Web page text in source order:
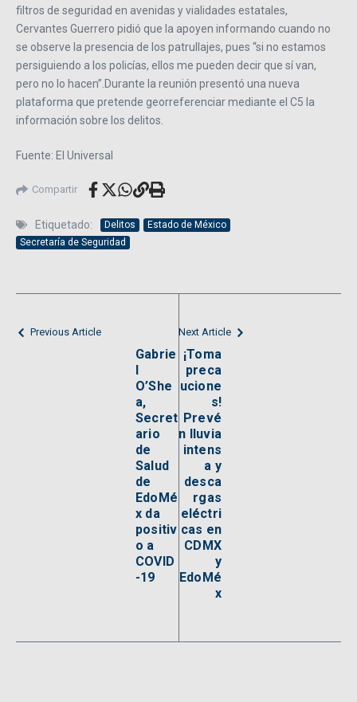
filtros de seguridad en avenidas y vialidades estatales,
Cervantes Guerrero pidió que la apoyen informando cuando no
se observe la presencia de los patrullajes, pues “si no estamos
persiguiendo a los policías, ellos me pueden decir que sí van,
pero no lo hacen”.Durante la reunión presentó una nueva
plataforma que pretende georreferenciar mediante el C5 la
información sobre los delitos.
Fuente: El Universal
Compartir
Etiquetado: Delitos
Estado de México
Secretaría de Seguridad
Previous Article
Gabrie
O’She
a,
Secret
ario
de
Salud
de
EdoMé
x da
positiv
o a
COVID
-19
Next Article
¡Toma
preca
ucione
s!
Prevé
n lluvia
intens
a y
desca
rgas
eléctri
cas en
CDMX
y
EdoMé
x